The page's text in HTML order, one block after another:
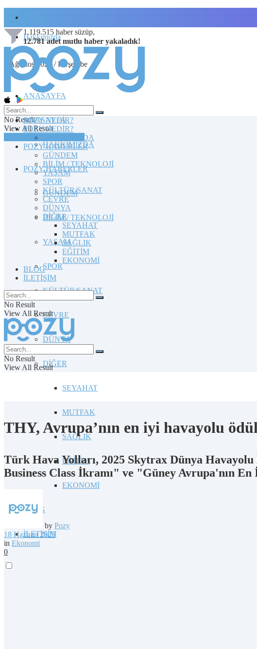
Hakkımızda
6 Ağustos 2026 / Perşembe
1.119.515 haber süzüp,
12.781 adet mutlu haber yakaladık!
No Result
View All Result
TOPLULUĞA KATILIN
ANASAYFA
POZY NEDİR?
HAKKIMIZDA
POZY HABERLER
GÜNDEM
BİLİM / TEKNOLOJİ
YAŞAM
SPOR
KÜLTÜR/SANAT
ÇEVRE
DÜNYA
DİĞER
SEYAHAT
MUTFAK
SAĞLIK
EĞİTİM
EKONOMİ
BLOG
İLETİŞİM
ANASAYFA
POZY NEDİR?
HAKKIMIZDA
POZY HABERLER
GÜNDEM
BİLİM / TEKNOLOJİ
YAŞAM
SPOR
KÜLTÜR/SANAT
ÇEVRE
DÜNYA
DİĞER
SEYAHAT
MUTFAK
SAĞLIK
EĞİTİM
EKONOMİ
BLOG
İLETİŞİM
No Result
View All Result
No Result
View All Result
THY, Avrupa’nın en iyi havayolu
Türk Hava Yolları, 2025 Skytrax Dünya
Business Class İkramı" ve "Güney Avrupa'nın
by Pozy
18 Haziran 2025
in Ekonomi
0